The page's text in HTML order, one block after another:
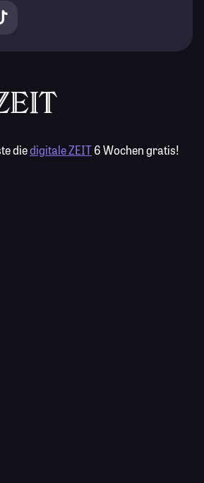
diedigitale ZEIT6 Wochen gratis!